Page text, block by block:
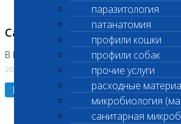
паразитология
патанатомия
профили кошки
профили собак
прочие услуги
расходные
микробиология
санитарная
Санитарные дни
В Коломне 24.07.2026 и 28.07.2026
20.07.2026
Подробнее